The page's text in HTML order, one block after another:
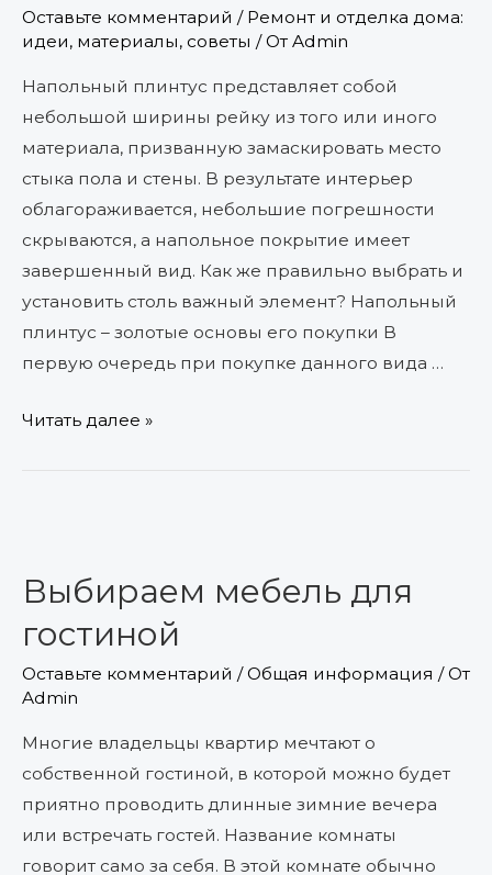
Оставьте комментарий / Ремонт и отделка дома:
идеи, материалы, советы / От Admin
Напольный плинтус представляет собой
небольшой ширины рейку из того или иного
материала, призванную замаскировать место
стыка пола и стены. В результате интерьер
облагораживается, небольшие погрешности
скрываются, а напольное покрытие имеет
завершенный вид. Как же правильно выбрать и
установить столь важный элемент? Напольный
плинтус – золотые основы его покупки В
первую очередь при покупке данного вида …
и
установить
Читать далее »
Выбираем мебель для
гостиной
Оставьте комментарий /Общая информация / От
Admin
Многие владельцы квартир мечтают о
собственной гостиной, в которой можно будет
приятно проводить длинные зимние вечера
или встречать гостей. Название комнаты
говорит само за себя. В этой комнате обычно
для